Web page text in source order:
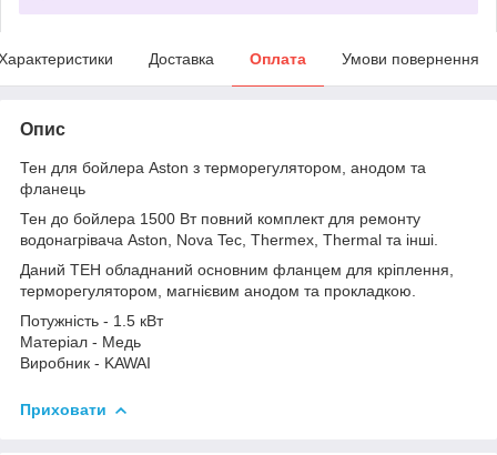
Доставка Оплата Умови повернення
Опис
Тен для бойлера Aston з терморегулятором, анодом та
фланець
Тен до бойлера 1500 Вт повний комплект для ремонту
водонагрівача Aston, Nova Tec, Thermex, Thermal та інші.
Даний ТЕН обладнаний основним фланцем для кріплення,
терморегулятором, магнієвим анодом та прокладкою.
Потужність - 1.5 кВт
Матеріал - Медь
Виробник - KAWAI
Приховати